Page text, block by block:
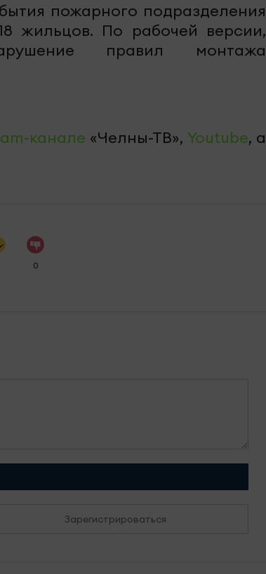
пожарного подразделения
жильцов. По рабочей версии,
правил монтажа
канале «Челны-ТВ», Youtube, а
0
Зарегистрироваться